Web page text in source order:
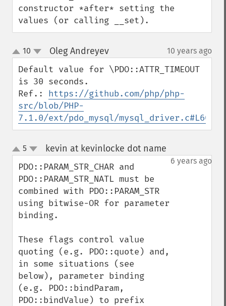
constructor *after* setting the
values (or calling __set).
up
down
10 Oleg Andreyev¶ 10 years ago
Default value for \PDO::ATTR_TIMEOUT
is 30 seconds.
Ref.: https://github.com/php/php-
src/blob/PHP-
7.1.0/ext/pdo_mysql/mysql_driver.c#L600
up
down
5 kevin at kevinlocke dot name
6 years ago
PDO::PARAM_STR_CHAR and
PDO::PARAM_STR_NATL must be
combined with PDO::PARAM_STR
using bitwise-OR for parameter
binding.
These flags control value
quoting (e.g. PDO::quote) and,
in some situations (see
below), parameter binding
(e.g. PDO::bindParam,
PDO::bindValue) to prefix